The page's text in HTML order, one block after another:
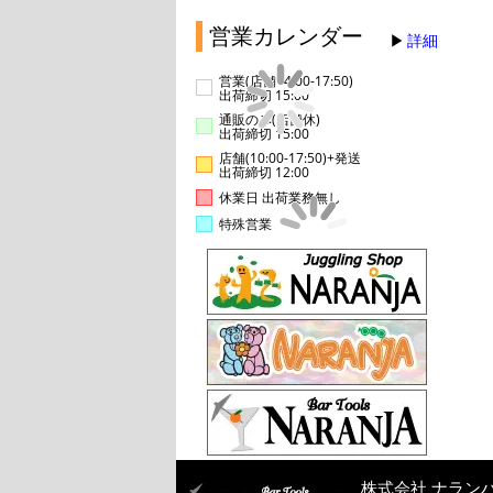
営業カレンダー 詳細
営業(店舗14:00-17:50)
出荷締切 15:00
通販のみ(店舗休)
出荷締切 15:00
店舗(10:00-17:50)+発送
出荷締切 12:00
休業日 出荷業務無し
特殊営業
株式会社 ナラン